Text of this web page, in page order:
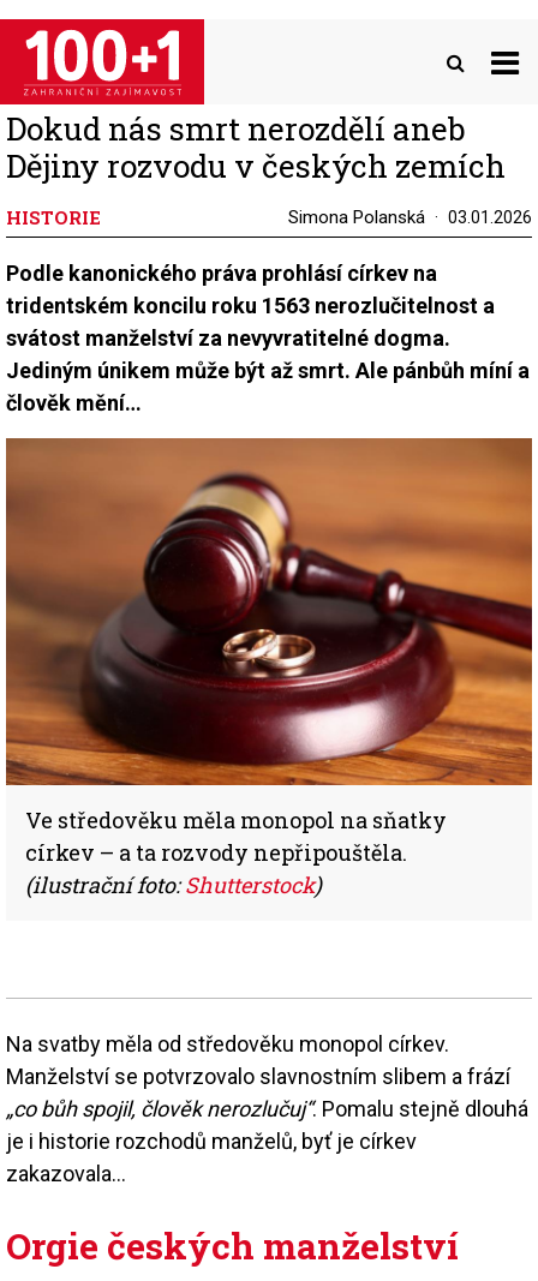
Přejít
hlavnímu
obsahu
Dokud nás smrt nerozdělí aneb
Dějiny rozvodu v českých zemích
HISTORIE Simona Polanská 03.01.2026
Podle kanonického práva prohlásí církev na
tridentském koncilu roku 1563 nerozlučitelnost a
svátost manželství za nevyvratitelné dogma.
Jediným únikem může být až smrt. Ale pánbůh míní a
člověk mění…
Ve středověku měla monopol na sňatky
církev – a ta rozvody nepřipouštěla.
(ilustrační foto:Shutterstock)
Na svatby měla od středověku monopol církev.
Manželství se potvrzovalo slavnostním slibem a frází
„co bůh spojil, člověk nerozlučuj“. Pomalu stejně dlouhá
je i historie rozchodů manželů, byť je církev
zakazovala…
Orgie českých manželství